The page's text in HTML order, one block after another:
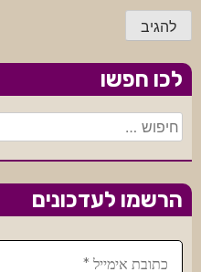
לכו חפשו
חיפוש:
הרשמו לעדכונים